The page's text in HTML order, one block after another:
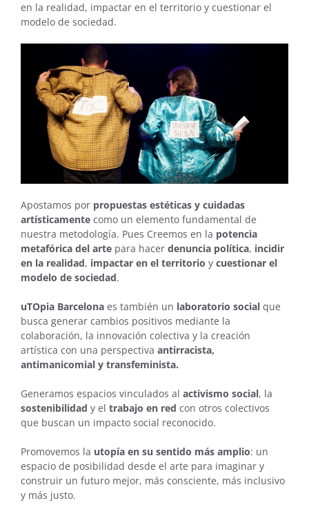
en la realidad, impactar en el territorio y cuestionar el
modelo de sociedad.
Apostamos por propuestas estéticas y cuidadas
artísticamente como un elemento fundamental de
nuestra metodología. Pues Creemos en la potencia
metafórica del arte para hacer denuncia política, incidir
en la realidad, impactar en el territorio y cuestionar el
modelo de sociedad.
uTOpia Barcelona es también un laboratorio social que
busca generar cambios positivos mediante la
colaboración, la innovación colectiva y la creación
artística con una perspectiva antirracista,
antimanicomial y transfeminista.
Generamos espacios vinculados al activismo social, la
sostenibilidad y el trabajo en red con otros colectivos
que buscan un impacto social reconocido.
Promovemos la utopía en su sentido más amplio: un
espacio de posibilidad desde el arte para imaginar y
construir un futuro mejor, más consciente, más inclusivo
y más justo.